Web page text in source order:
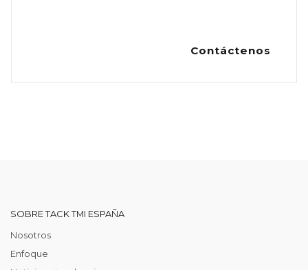
Contáctenos
SOBRE TACK TMI ESPAÑA
Nosotros
Enfoque